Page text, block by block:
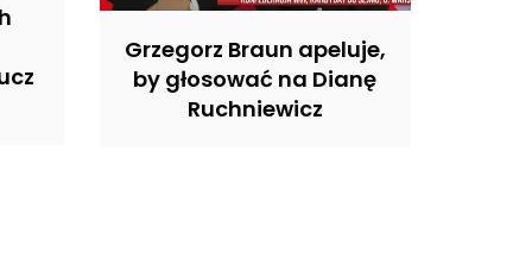
Grzegorz Braun apeluje,
by głosować na Dianę
Ruchniewicz